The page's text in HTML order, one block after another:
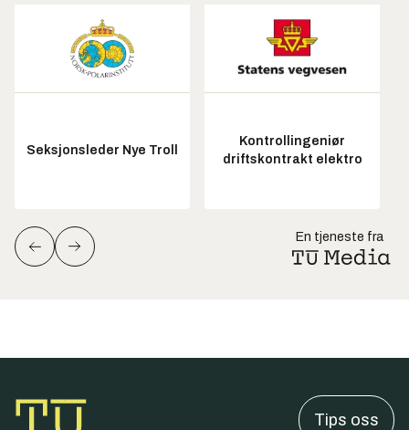
Seksjonsleder Nye Troll
Kontrollingeniør
driftskontrakt elektro
En tjeneste fra
Tips oss